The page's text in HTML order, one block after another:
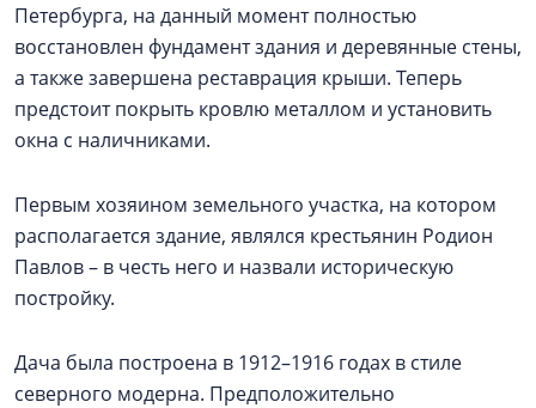
Петербурга, на данный момент полностью
восстановлен фундамент здания и деревянные стены,
а также завершена реставрация крыши. Теперь
предстоит покрыть кровлю металлом и установить
окна с наличниками.
Первым хозяином земельного участка, на котором
располагается здание, являлся крестьянин Родион
Павлов – в честь него и назвали историческую
постройку.
Дача была построена в 1912–1916 годах в стиле
северного модерна. Предположительно